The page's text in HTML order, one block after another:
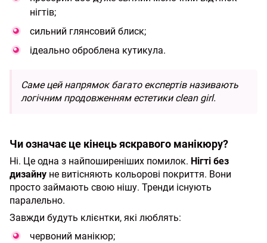
нігтів;
сильний глянсовий блиск;
ідеально оброблена кутикула.
Саме цей напрямок багато експертів називають
логічним продовженням естетики clean girl.
Чи означає це кінець яскравого манікюру?
Ні. Це одна з найпоширеніших помилок. Нігті без
дизайну не витісняють кольорові покриття. Вони
просто займають свою нішу. Тренди існують
паралельно.
Завжди будуть клієнтки, які люблять:
червоний манікюр;